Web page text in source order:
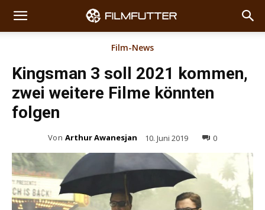
Film-News
Kingsman 3 soll 2021 kommen,
zwei weitere Filme könnten
folgen
Von Arthur Awanesjan 10. Juni 2019 0